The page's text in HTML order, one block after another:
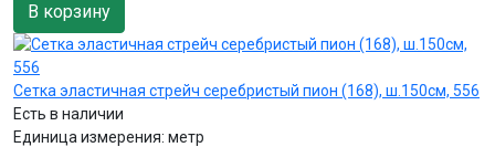
В корзину
Сетка эластичная стрейч серебристый пион (168), ш.150см, 556
Есть в наличии
Единица измерения: метр